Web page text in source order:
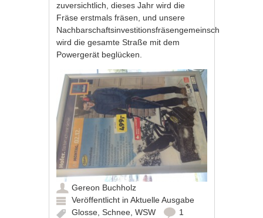
zuversichtlich, dieses Jahr wird die
Fräse erstmals fräsen, und unsere
Nachbarschaftsinvestitionsfräsengemeinschaft
wird die gesamte Straße mit dem
Powergerät beglücken.
Gereon Buchholz
Veröffentlicht inAktuelle Ausgabe
Glosse,Schnee,WSW
1